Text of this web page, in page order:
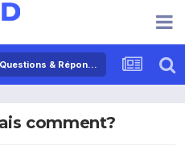
Acer Iconia Tab A500/501 - Aides, Questions & Réponses
comment?